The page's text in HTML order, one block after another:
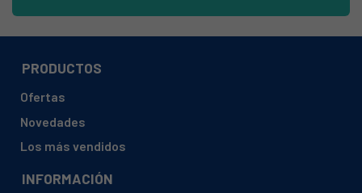
PRODUCTOS
Ofertas
Novedades
Los más vendidos
INFORMACIÓN